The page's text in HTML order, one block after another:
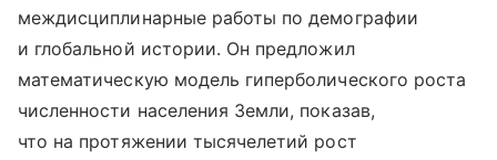
междисциплинарные работы по демографии
и глобальной истории. Он предложил
математическую модель гиперболического роста
численности населения Земли, показав,
что на протяжении тысячелетий рост